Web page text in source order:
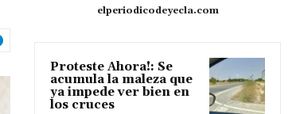
elperiodicodeyecla.com
Proteste Ahora!: Se
acumula la maleza que
ya impede ver bien en
los cruces